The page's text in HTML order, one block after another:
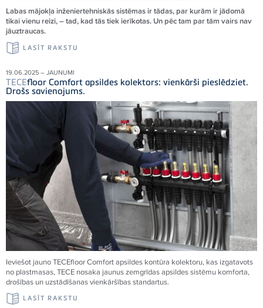
Labas mājokļa inženiertehniskās sistēmas ir tādas, par kurām ir jādomā
tikai vienu reizi, – tad, kad tās tiek ierīkotas. Un pēc tam par tām vairs nav
jāuztraucas.
LASĪT RAKSTU
19.06.2025 – JAUNUMI
TECEfloor Comfort apsildes kolektors: vienkārši pieslēdziet.
Drošs savienojums.
Ieviešot jaunoTECEfloor Comfort apsildes kontūra kolektoru, kas izgatavots
no plastmasas,TECE nosaka jaunus zemgrīdas apsildes sistēmu komforta,
drošības un uzstādīšanas vienkāršības standartus.
LASĪT RAKSTU